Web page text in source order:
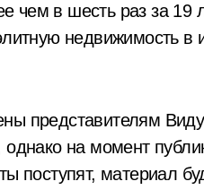
чем в шесть раз за 19
недвижимость в
представителям
на момент
поступят, материал